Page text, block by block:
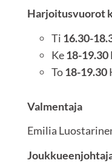
Harjoitusvuorot
Ti 16.30-
Ke18-19.30
To18-19.30
Valmentaja
Emilia